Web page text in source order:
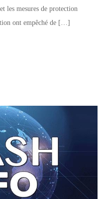
les mesures de protection
ont empêché de […]